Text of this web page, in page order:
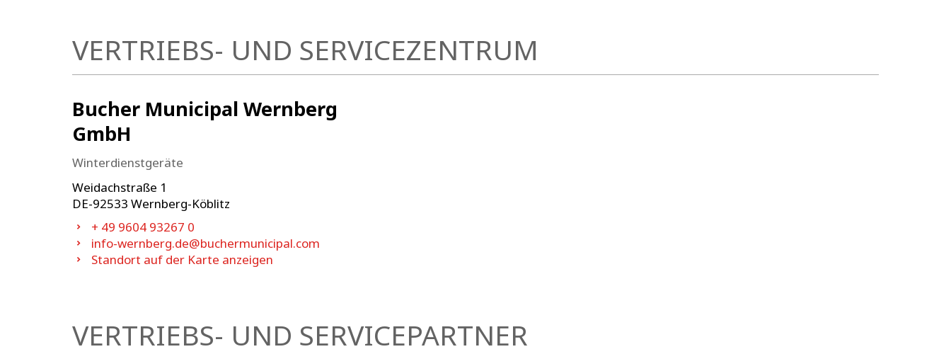
VERTRIEBS- UND SERVICEZENTRUM
Bucher Municipal Wernberg
GmbH
Winterdienstgeräte
Weidachstraße 1
DE-92533 Wernberg-Köblitz
+ 49 9604 93267 0
info-wernberg.de@buchermunicipal.com
Standort auf der Karte anzeigen
VERTRIEBS- UND SERVICEPARTNER